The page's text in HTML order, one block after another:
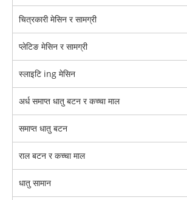
चित्रकारी मेसिन र सामग्री
प्लेटिङ मेसिन र सामग्री
स्लाइटि ing मेसिन
अर्ध समाप्त धातु बटन र कच्चा माल
समाप्त धातु बटन
राल बटन र कच्चा माल
धातु सामान